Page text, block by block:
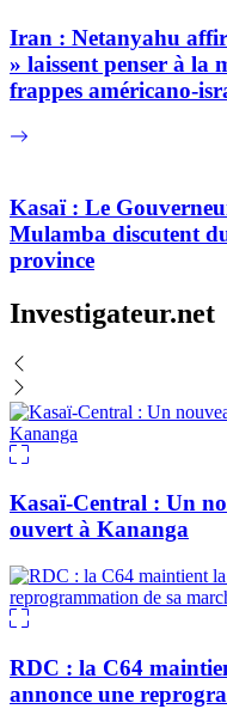
Iran : Netanyahu
» laissent penser à la
frappes américano-
Kasaï : Le
Mulamba discutent
province
Investigateur.net
Kasaï-Central : Un
ouvert à Kananga
RDC : la C64
annonce une